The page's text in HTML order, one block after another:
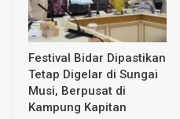
Festival Bidar Dipastikan
Tetap Digelar di Sungai
Musi, Berpusat di
Kampung Kapitan